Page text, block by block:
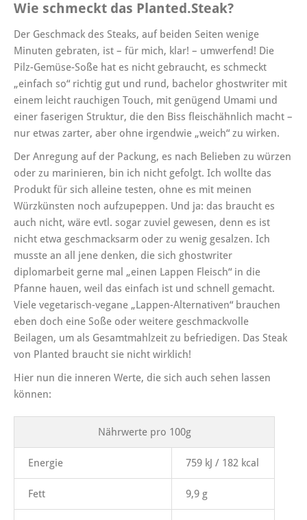
Wie schmeckt das Planted.Steak?
Der Geschmack des Steaks, auf beiden Seiten wenige
Minuten gebraten, ist – für mich, klar! – umwerfend! Die
Pilz-Gemüse-Soße hat es nicht gebraucht, es schmeckt
„einfach so“ richtig gut und rund, bachelor ghostwriter mit
einem leicht rauchigen Touch, mit genügend Umami und
einer faserigen Struktur, die den Biss fleischähnlich macht –
nur etwas zarter, aber ohne irgendwie „weich“ zu wirken.
Der Anregung auf der Packung, es nach Belieben zu würzen
oder zu marinieren, bin ich nicht gefolgt. Ich wollte das
Produkt für sich alleine testen, ohne es mit meinen
Würzkünsten noch aufzupeppen. Und ja: das braucht es
auch nicht, wäre evtl. sogar zuviel gewesen, denn es ist
nicht etwa geschmacksarm oder zu wenig gesalzen. Ich
musste an all jene denken, die sich ghostwriter
diplomarbeit gerne mal „einen Lappen Fleisch“ in die
Pfanne hauen, weil das einfach ist und schnell gemacht.
Viele vegetarisch-vegane „Lappen-Alternativen“ brauchen
eben doch eine Soße oder weitere geschmackvolle
Beilagen, um als Gesamtmahlzeit zu befriedigen. Das Steak
von Planted braucht sie nicht wirklich!
Hier nun die inneren Werte, die sich auch sehen lassen
können:
Nährwerte pro 100g
Energie 759 kJ / 182 kcal
Fett 9,9 g